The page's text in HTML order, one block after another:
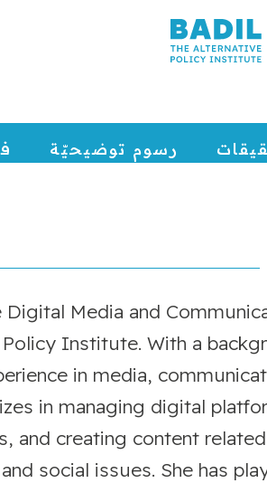
رسوم توضيحيّة
Digital Media and
Institute. With a
in media,
in managing digital
and creating content
social issues. She has